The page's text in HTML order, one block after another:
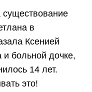
в
Ксенией
и больной дочке,
14 лет.
это!